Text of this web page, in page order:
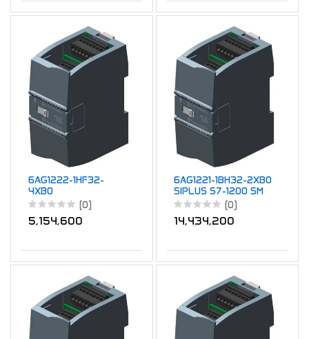
6AG1222-1HF32-
4XB0
(0)
5,154,600
6AG1221-1BH32-2XB0
SIPLUS S7-1200 SM
1221 16DI
(0)
14,434,200